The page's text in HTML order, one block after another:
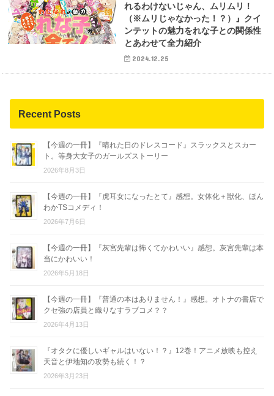
れるわけないじゃん、ムリムリ！
（※ムリじゃなかった！？）』クイ
ンテットの魅力をれな子との関係性
とあわせて全力紹介
2024.12.25
Recent Posts
【今週の一冊】『晴れた日のドレスコード』スラックスとスカー
ト。等身大女子のガールズストーリー
2026年8月3日
【今週の一冊】『虎耳女になったとて』感想。女体化＋獣化、ほん
わかTSコメディ！
2026年7月6日
【今週の一冊】『灰宮先輩は怖くてかわいい』感想。灰宮先輩は本
当にかわいい！
2026年5月18日
【今週の一冊】『普通の本はありません！』感想。オトナの書店で
クセ強の店員と織りなすラブコメ？？
2026年4月13日
『オタクに優しいギャルはいない！？』12巻！アニメ放映も控え
天音と伊地知の攻勢も続く！？
2026年3月23日